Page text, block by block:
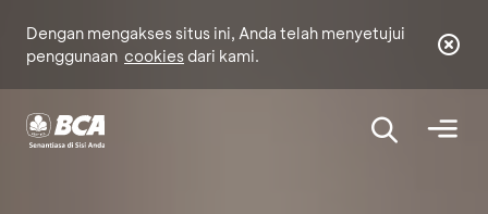
Dengan mengakses situs ini, Anda telah menyetujui
penggunaan cookies dari kami.